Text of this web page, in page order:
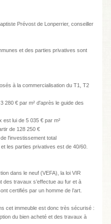
Prévost de Lonperrier, conseiller
et des parties privatives sont
à la commercialisation du T1, T2
280 € par m² d'après le guide des
est lui de 5 035 € par m²
de 128 250 €
l'investissement total
les parties privatives est de 40/60.
dans le neuf (VEFA), la loi VIR
des travaux s’effectue au fur et à
certifiés par un homme de l’art.
cet immeuble est donc très sécurisé :
du bien acheté et des travaux à